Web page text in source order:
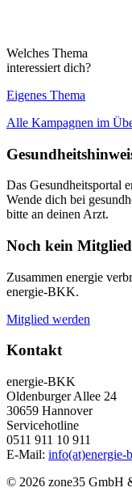
Welches Thema
interessiert dich?
Eigenes Thema
Alle Kampagnen im
Das Gesundheitsportal
Wende dich bei
bitte an deinen Arzt.
Noch kein
Zusammen energie
energie-BKK.
Mitglied werden
Kontakt
energie-BKK
Oldenburger Allee 24
30659 Hannover
Servicehotline
0511 911 10 911
E-Mail: info(at)energie-
© 2026 zone35 GmbH